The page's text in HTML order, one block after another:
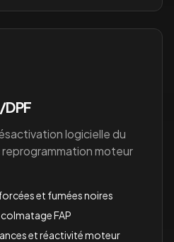
logicielle du
moteur
et fumées noires
FAP
et réactivité moteur